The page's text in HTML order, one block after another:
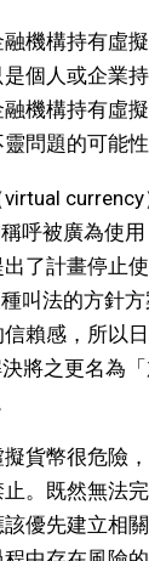
機構持有虛
個人或企業
機構持有虛
問題的可能性
呼被廣為使
了計畫停止
種叫法的方針
賴感，所以
將之更名為
貨幣很危險
止。既然無法
優先建立相